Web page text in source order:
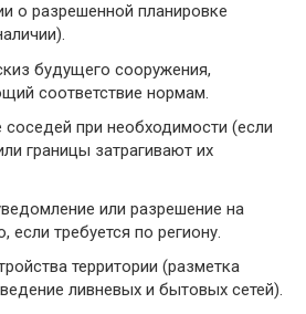
о разрешенной планировке
будущего сооружения,
соответствие нормам.
соседей при необходимости (если
границы затрагивают их
или разрешение на
если требуется по региону.
территории (разметка
ливневых и бытовых сетей).